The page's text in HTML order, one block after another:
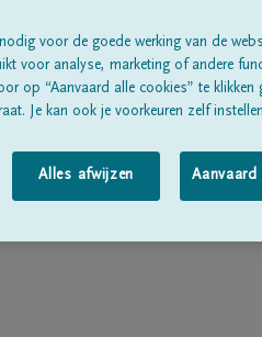
voor de goede werking van de
voor analyse, marketing of andere
op “Aanvaard alle cookies” te klikken
Je kan ook je voorkeuren zelf
Alles afwijzen